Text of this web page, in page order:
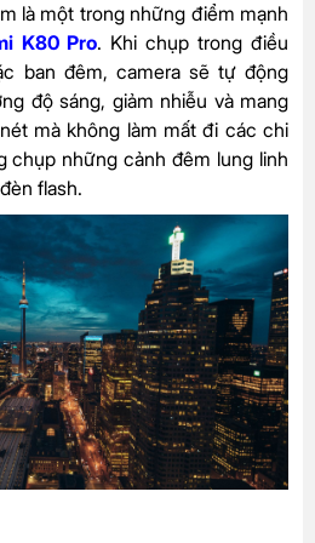
là một trong những điểm mạnh
K80 Pro. Khi chụp trong điều
ban đêm, camera sẽ tự động
độ sáng, giảm nhiễu và mang
mà không làm mất đi các chi
chụp những cảnh đêm lung linh
flash.